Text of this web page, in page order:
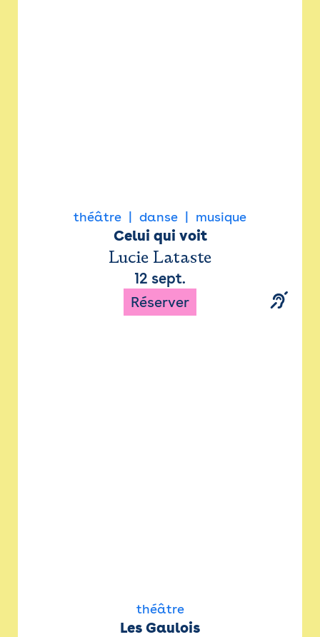
théâtre danse musique
Celui qui voit
Lucie Lataste
12 sept.
Réserver
théâtre
Les Gaulois